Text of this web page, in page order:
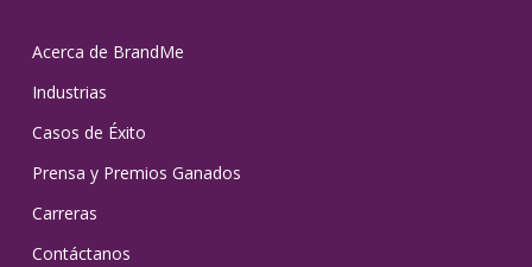
Acerca de BrandMe
Industrias
Casos de Éxito
Prensa y Premios Ganados
Carreras
Contáctanos